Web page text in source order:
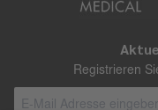
Registrieren